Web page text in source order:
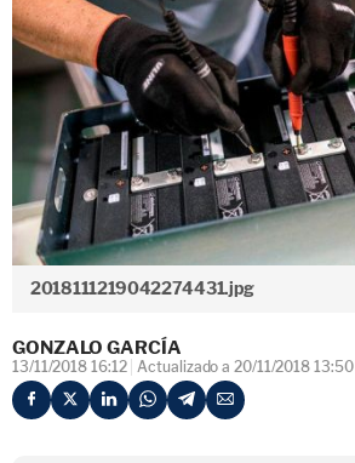
2018111219042274431.jpg
GONZALO GARCÍA
13/11/2018 16:12 Actualizado a 20/11/2018 13:50